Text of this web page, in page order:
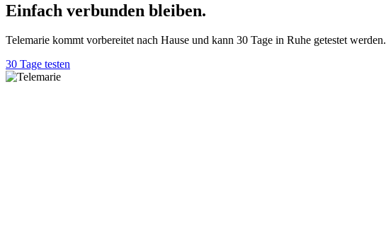
Einfach verbunden bleiben.
Telemarie kommt vorbereitet nach Hause und kann 30 Tage in Ruhe getestet werden.
30 Tage testen